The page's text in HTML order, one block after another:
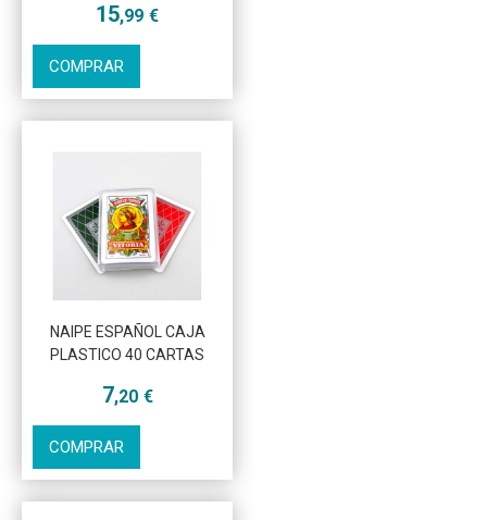
15,99 €
COMPRAR
NAIPE ESPAÑOL CAJA
PLASTICO 40 CARTAS
7,20 €
COMPRAR
Más info